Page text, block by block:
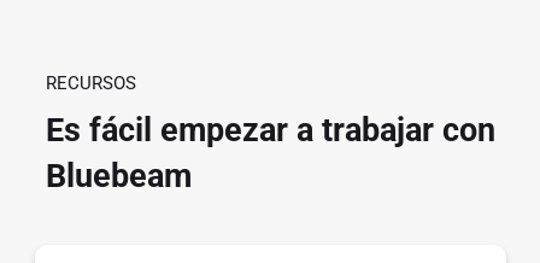
RECURSOS
Es fácil empezar a trabajar con
Bluebeam